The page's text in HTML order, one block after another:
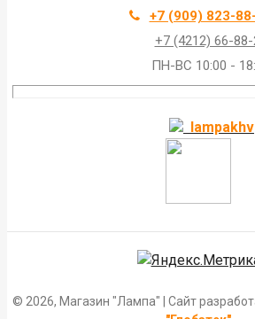
+7 (909) 823-
+7 (4212) 66-88-
ПН-ВС 10:00 -
lampakhv
© 2026, Магазин "Лампа" | Сайт